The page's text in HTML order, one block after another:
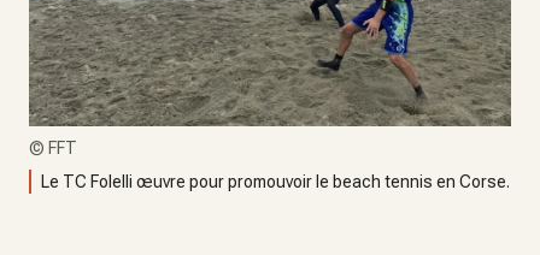
© FFT
Le TC Folelli œuvre pour promouvoir le beach tennis en Corse.